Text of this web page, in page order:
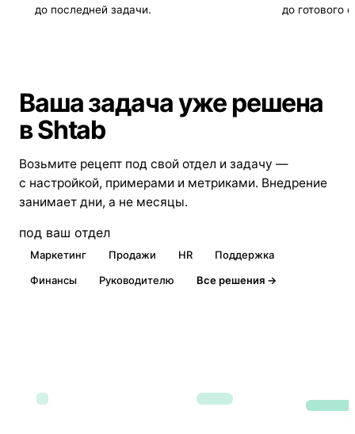
до последней задачи.
до готового
Ваша задача уже решена
в Shtab
Возьмите рецепт под свой отдел и задачу —
с настройкой, примерами и метриками. Внедрение
занимает дни, а не месяцы.
под ваш отдел
Маркетинг Продажи HR
Поддержка
Финансы
Руководителю Все решения →